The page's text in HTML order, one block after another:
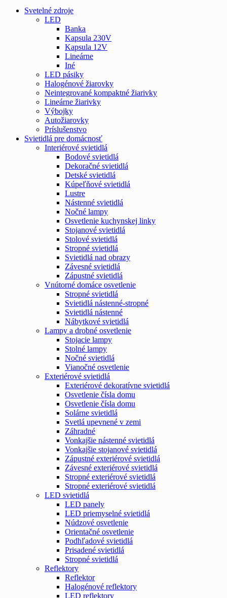
Svetelné zdroje
LED
Banka
Kapsula 230V
Kapsula 12V
Lineárne
Iné
LED pásiky
Halogénové žiarovky
Neintegrované kompaktné žiarivky
Lineárne žiarivky
Výbojky
Autožiarovky
Príslušenstvo
Svietidlá pre domácnosť
Interiérové svietidlá
Bodové svietidlá
Dekoračné svietidlá
Detské svietidlá
Kúpeľňové svietidlá
Lustre
Nástenné svietidlá
Nočné lampy
Osvetlenie kuchynskej linky
Stojanové svietidlá
Stolové svietidlá
Stropné svietidlá
Svietidlá nad obrazy
Závesné svietidlá
Zápustné svietidlá
Vnútorné domáce osvetlenie
Stropné svietidlá
Svietidlá nástenné-stropné
Svietidlá nástenné
Nábytkové svietidlá
Lampy a drobné osvetlenie
Stojacie lampy
Stolné lampy
Nočné svietidlá
Vianočné osvetlenie
Exteriérové svietidlá
Exteriérové dekoratívne svietidlá
Osvetlenie čísla domu
Osvetlenie čísla domu
Solárne svietidlá
Svetlá upevnené v zemi
Záhradné
Vonkajšie nástenné svietidlá
Vonkajšie stojanové svietidlá
Zápustné exteriérové svietidlá
Závesné exteriérové svietidlá
Stropné exteriérové svietidlá
Stropné exteriérové svietidlá
LED svietidlá
LED panely
LED priemyselné svietidlá
Núdzové osvetlenie
Orientačné osvetlenie
Podhľadové svietidlá
Prisadené svietidlá
Stropné svietidlá
Reflektory
Reflektor
Halogénové reflektory
LED reflektory